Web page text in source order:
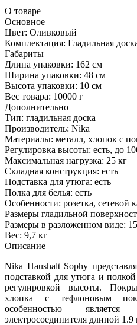
О товаре
Основное
Цвет: Оливковый
Комплектация: Гладильная
Габариты
Длина упаковки: 162 см
Ширина упаковки: 48 см
Высота упаковки: 10 см
Вес товара: 10000 г
Дополнительно
Тип: гладильная доска
Производитель: Nika
Материалы: металл, хлопок с
Регулировка высоты: есть, до
Максимальная нагрузка: 25 кг
Складная конструкция: есть
Подставка для утюга: есть
Полка для белья: есть
Особенности: розетка, сетевой
Размеры гладильной
Размеры в разложенном виде:
Вес: 9,7 кг
Описание
Nika Haushalt Sophy
подставкой для утюга и
регулировкой высоты.
хлопка с тефлоновым
особенностью
электросоединителя длиной 1.9